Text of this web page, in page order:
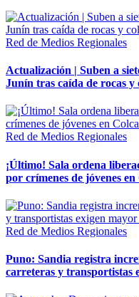
Red de Medios Regionales
Actualización | Suben a
Junín tras caída de rocas y
Red de Medios Regionales
¡Último! Sala ordena
por crímenes de jóvenes
Red de Medios Regionales
Puno: Sandia registra
carreteras y transportistas